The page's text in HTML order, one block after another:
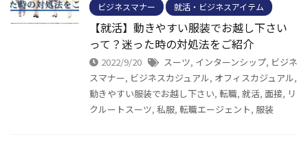
ビジネスマナー
就活・ビジネスアイテム
【就活】動きやすい服装でお越し下さい
って？迷った時の対処法をご紹介
2022/9/20 スーツ, インターンシップ, ビジネ
スマナー, ビジネスカジュアル, オフィスカジュアル,
動きやすい服装でお越し下さい, 転職, 就活, 面接, リ
クルートスーツ, 私服, 転職エージェント, 服装